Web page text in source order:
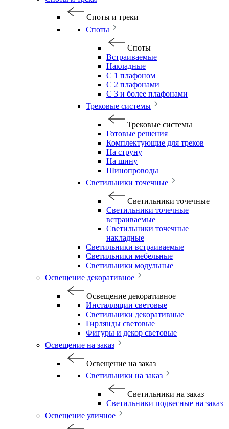
Споты и треки
Споты
Споты
Встраиваемые
Накладные
С 1 плафоном
С 2 плафонами
С 3 и более плафонами
Трековые системы
Трековые системы
Готовые решения
Комплектующие для треков
На струну
На шину
Шинопроводы
Светильники точечные
Светильники точечные
Светильники точечные
встраиваемые
Светильники точечные
накладные
Светильники встраиваемые
Светильники мебельные
Светильники модульные
Освещение декоративное
Освещение декоративное
Инсталляции световые
Светильники декоративные
Гирлянды световые
Фигуры и декор световые
Освещение на заказ
Освещение на заказ
Светильники на заказ
Светильники на заказ
Светильники подвесные на заказ
Освещение уличное